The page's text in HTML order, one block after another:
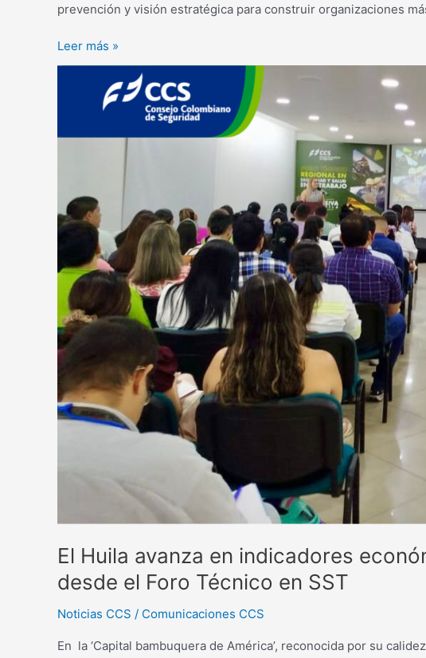
prevención y visión estratégica para construir organizaciones
Leer más »
El Huila avanza en indicadores
desde el Foro Técnico en SST
Noticias CCS / Comunicaciones CCS
En la ‘Capital bambuquera de América’, reconocida por su
económicos,
retrocede
en
seguridad
laboral:
reflexiones
desde
el
Foro
Técnico
en
SST